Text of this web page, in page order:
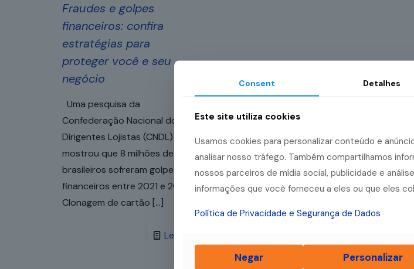
Fraudes e golpes
financeiros: confira
estratégias para
proteger você e seu
negócio
Uma pesquisa da
Confederação Nacional dos
Dirigentes Lojistas (CNDL)
mostrou que 8 milhões de
brasileiros sofreram golpes
financeiros entre 2021 e 2022.
Clonagem de cartão […]
Leia mais
Consent Detalhes
Este site utiliza cookies
Usamos cookies para personalizar conteúdo e
analisar nosso tráfego. Também compartilhamos
nossos parceiros de mídia social, publicidade e
informações que você forneceu a eles ou que eles
Política de Privacidade e Segurança de Dados
Negar Personalizar